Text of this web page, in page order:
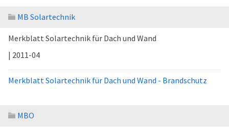
MB Solartechnik
Merkblatt Solartechnik für Dach und Wand
| 2011-04
Merkblatt Solartechnik für Dach und Wand - Brandschutz
MBO